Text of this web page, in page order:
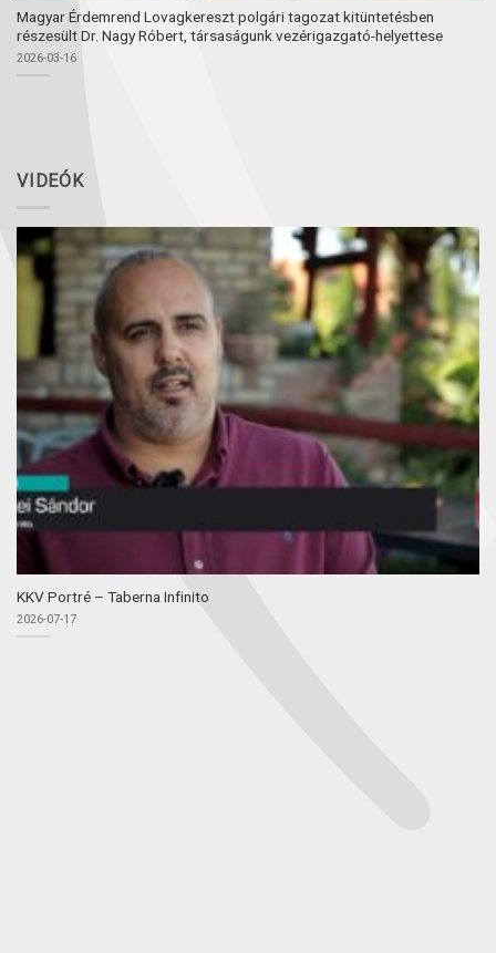
Magyar Érdemrend Lovagkereszt polgári tagozat kitüntetésben
részesült Dr. Nagy Róbert, társaságunk vezérigazgató-helyettese
2026-03-16
VIDEÓK
KKV Portré – Taberna Infinito
2026-07-17